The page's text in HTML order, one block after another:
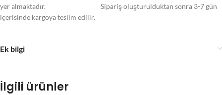
yer almaktadır. Sipariş oluşturulduktan sonra 3-7 gün
içerisinde kargoya teslim edilir.
Ek bilgi
İlgili ürünler